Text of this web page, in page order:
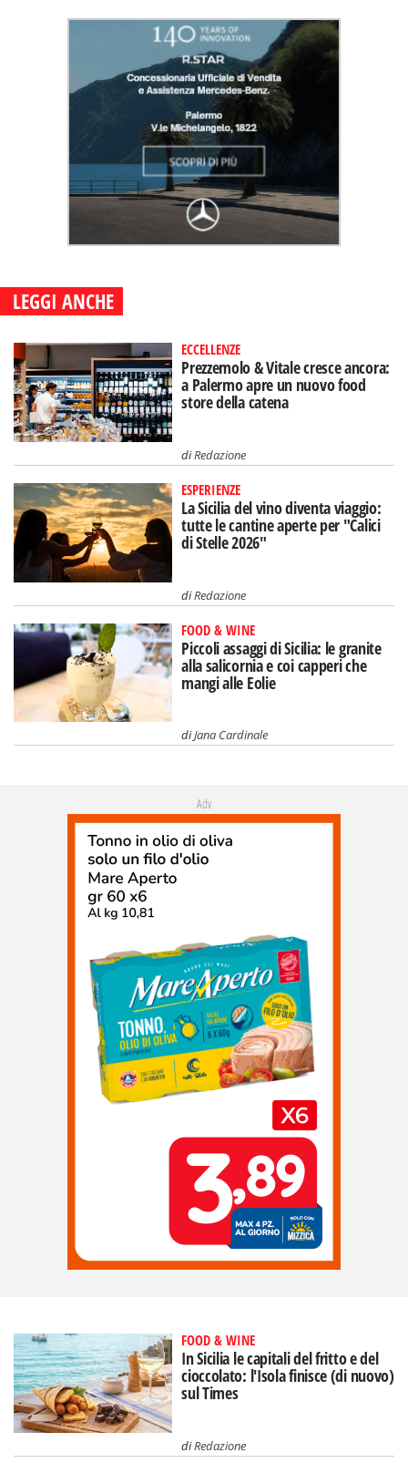
LEGGI ANCHE
ECCELLENZE
Prezzemolo & Vitale cresce ancora:
a Palermo apre un nuovo food
store della catena
diRedazione
ESPERIENZE
La Sicilia del vino diventa viaggio:
tutte le cantine aperte per "Calici
di Stelle 2026"
diRedazione
FOOD & WINE
Piccoli assaggi di Sicilia: le granite
alla salicornia e coi capperi che
mangi alle Eolie
diJana Cardinale
Adv
FOOD & WINE
In Sicilia le capitali del fritto e del
cioccolato: l'Isola finisce (di nuovo)
sul Times
diRedazione